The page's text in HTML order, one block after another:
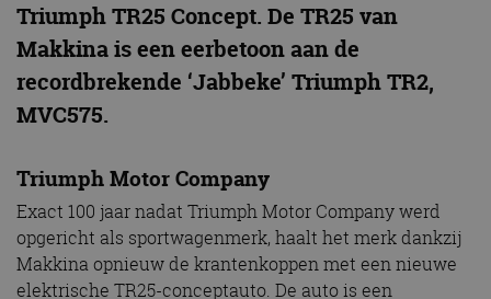
Triumph TR25 Concept. De TR25 van
Makkina is een eerbetoon aan de
recordbrekende ‘Jabbeke’ Triumph TR2,
MVC575.
Triumph Motor Company
Exact 100 jaar nadat Triumph Motor Company werd
opgericht als sportwagenmerk, haalt het merk dankzij
Makkina opnieuw de krantenkoppen met een nieuwe
elektrische TR25-conceptauto. De auto is een